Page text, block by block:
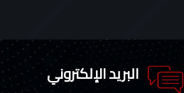
البريد الإلكتروني